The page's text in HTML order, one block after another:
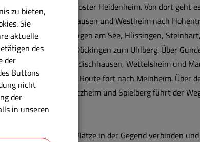
und beginnt am Kloster Heidenheim. Von dort geht
Geilsheim, Auhausen und Westheim nach
weiter nach Hechlingen am See, Hüssingen,
Polsingen und Döckingen zum Uhlberg. Über
Auernheim, Windischhausen, Wettelsheim und
setzt sich die Route fort nach Meinheim. Über
Sammenheim, Gnotzheim und Spielberg führt der
religiösen Plätze in der Gegend verbinden
zu bieten,
Sie
aktuelle
des
der
Buttons
nicht
der
in unseren